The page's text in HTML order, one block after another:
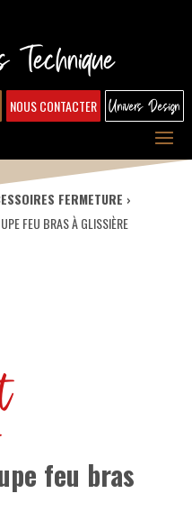
Technique
NOUS CONTACTER Univers Design
FERMETURE
FEU BRAS À GLISSIÈRE
feu bras